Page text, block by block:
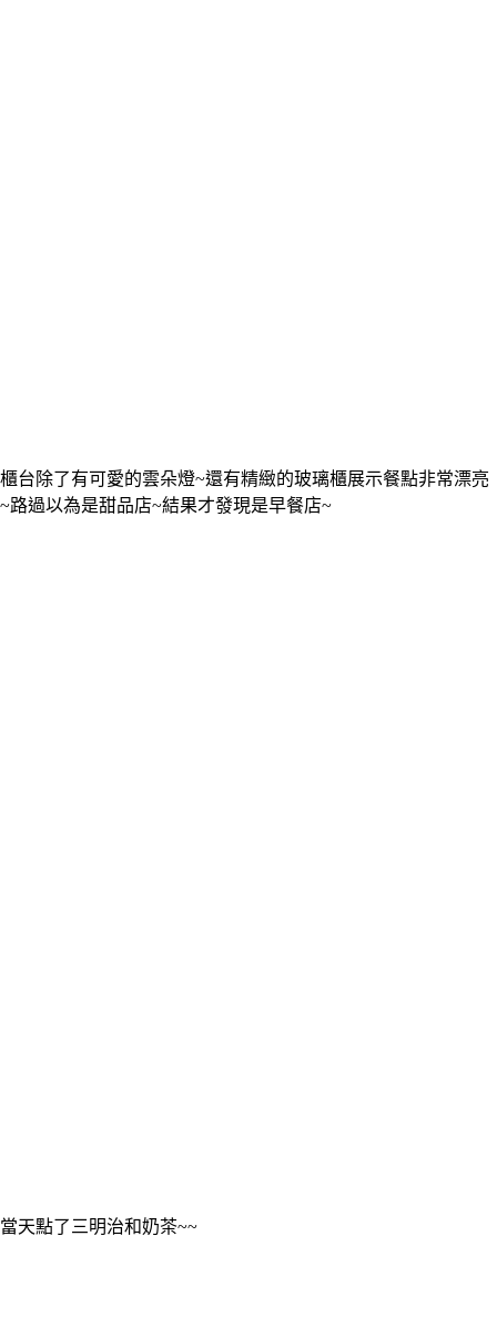
櫃台除了有可愛的雲朵燈~還有精緻的玻璃櫃展示餐點非常漂亮
~路過以為是甜品店~結果才發現是早餐店~
當天點了三明治和奶茶~~